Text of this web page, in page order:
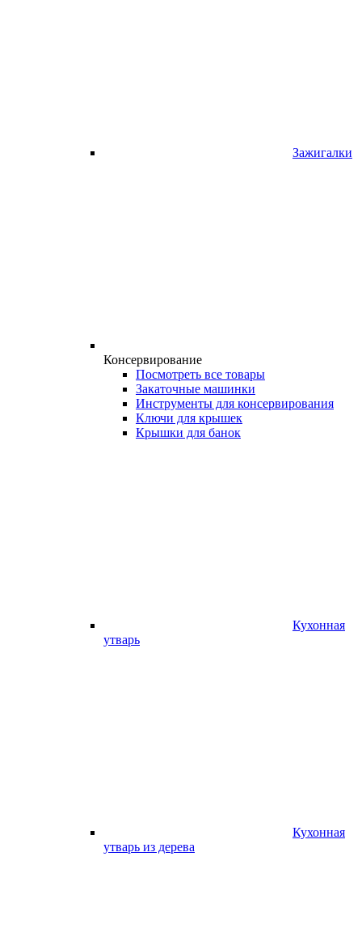
Зажигалки
Консервирование
Посмотреть все товары
Закаточные машинки
Инструменты для консервирования
Ключи для крышек
Крышки для банок
Кухонная
утварь
Кухонная
утварь из дерева